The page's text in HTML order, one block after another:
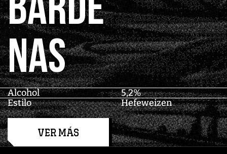
BARDE
NAS
Alcohol
5,2%
Estilo
Hefeweizen
VER MÁS